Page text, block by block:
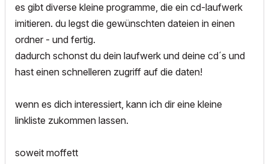
es gibt diverse kleine programme, die ein cd-laufwerk
imitieren. du legst die gewünschten dateien in einen
ordner - und fertig.
dadurch schonst du dein laufwerk und deine cd´s und
hast einen schnelleren zugriff auf die daten!
wenn es dich interessiert, kann ich dir eine kleine
linkliste zukommen lassen.
soweit moffett